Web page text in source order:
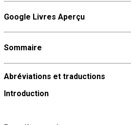
Google Livres Aperçu
Sommaire
Abréviations et traductions
Introduction